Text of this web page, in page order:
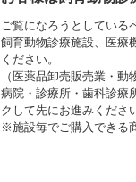
ご覧になろうとしている
飼育動物診療施設、医療
ください。
（医薬品卸売販売業・
病院・診療所・歯科診療
クして先にお進みくださ
※施設毎でご購入できる